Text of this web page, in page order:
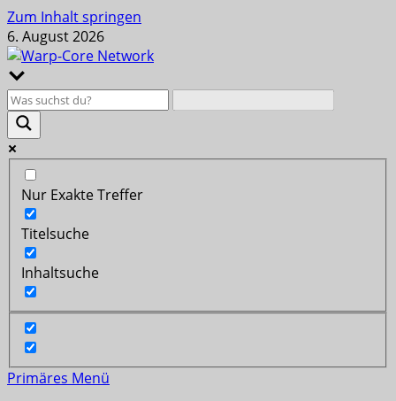
Zum Inhalt springen
6. August 2026
Nur Exakte Treffer
Titelsuche
Inhaltsuche
Primäres Menü